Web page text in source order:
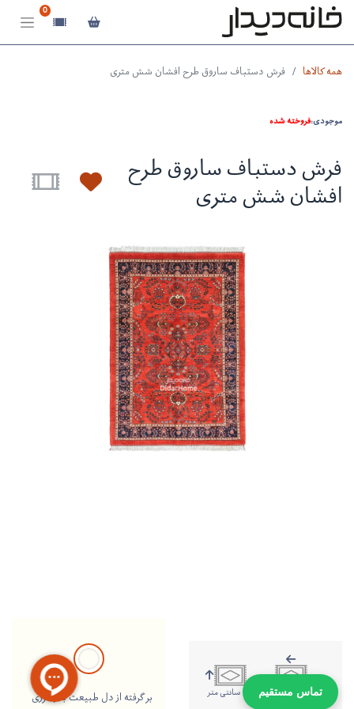
0
همه کالاها فرش دستباف ساروق طرح افشان شش متری
موجودی:فروخته شده
فرش دستباف ساروق طرح
افشان شش متری
279 سانتی متر 198 سانتی متر
بر گرفته از دل طبیعت با رنگرزی
تماس مستقیم